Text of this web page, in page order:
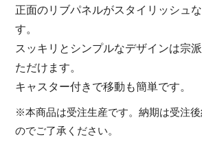
正面のリブパネルがスタイリッシュ
す。
スッキリとシンプルなデザインは宗
ただけます。
キャスター付きで移動も簡単です。
※本商品は受注生産です。納期は受注
のでご了承ください。